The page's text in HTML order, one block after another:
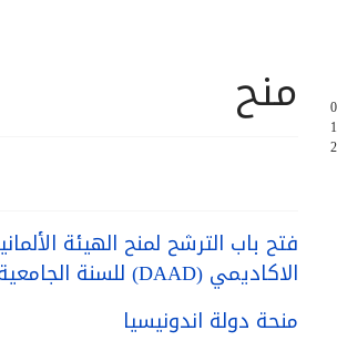
0
1
2
منح
فتح باب الترشح لمنح الهيئة
الاكاديمي (DAAD) للسنة الجامعية 2027-2028
منحة دولة اندونيسيا